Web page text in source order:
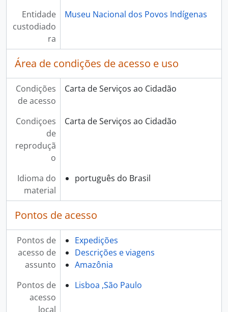
Entidade
custodiado
ra
Museu Nacional dos Povos Indígenas
Área de condições de acesso e uso
Condições
de acesso
Carta de Serviços ao Cidadão
Condiçoes
de
reproduçã
o
Carta de Serviços ao Cidadão
Idioma do
material
português do Brasil
Pontos de acesso
Pontos de
acesso de
assunto
Expedições
Descrições e viagens
Amazônia
Pontos de
acesso
local
Lisboa ,São Paulo